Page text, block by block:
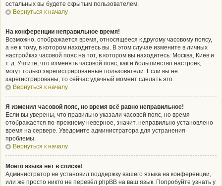
остальных вы будете скрытым пользователем.
Вернуться к началу
На конференции неправильное время!
Возможно, отображается время, относящееся к другому часовому поясу,
а не к тому, в котором находитесь вы. В этом случае измените в личных
настройках часовой пояс на тот, в котором вы находитесь: Москва, Киев и
т. д. Учтите, что изменять часовой пояс, как и большинство настроек,
могут только зарегистрированные пользователи. Если вы не
зарегистрированы, то сейчас удачный момент сделать это.
Вернуться к началу
Я изменил часовой пояс, но время всё равно неправильное!
Если вы уверены, что правильно указали часовой пояс, но время
отображается по-прежнему неверное, значит, неправильно установлено
время на сервере. Уведомите администратора для устранения
проблемы.
Вернуться к началу
Моего языка нет в списке!
Администратор не установил поддержку вашего языка на конференции,
или же просто никто не перевёл phpBB на ваш язык. Попробуйте узнать у